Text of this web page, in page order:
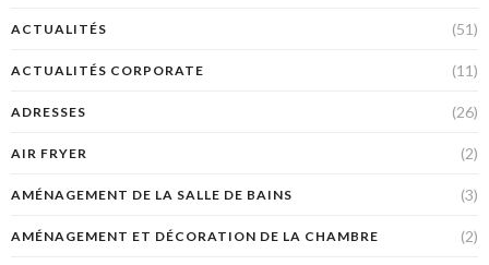
ACTUALITÉS (51)
ACTUALITÉS CORPORATE (11)
ADRESSES (26)
AIR FRYER (2)
AMÉNAGEMENT DE LA SALLE DE BAINS (3)
AMÉNAGEMENT ET DÉCORATION DE LA CHAMBRE (2)